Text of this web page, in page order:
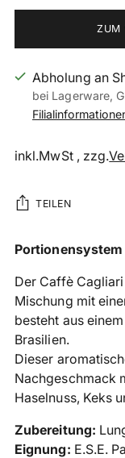
ZUM
Abholung an
bei Lagerware,
inkl.MwSt , zzg.
TEILEN
Produkt
den
Warenkorb
legen
Portionensystem
Der Caffè
Mischung mit
besteht aus
Brasilien.
Dieser
Nachgeschmack
Haselnuss, Keks
Zubereitung:
Eignung: E.S.E.